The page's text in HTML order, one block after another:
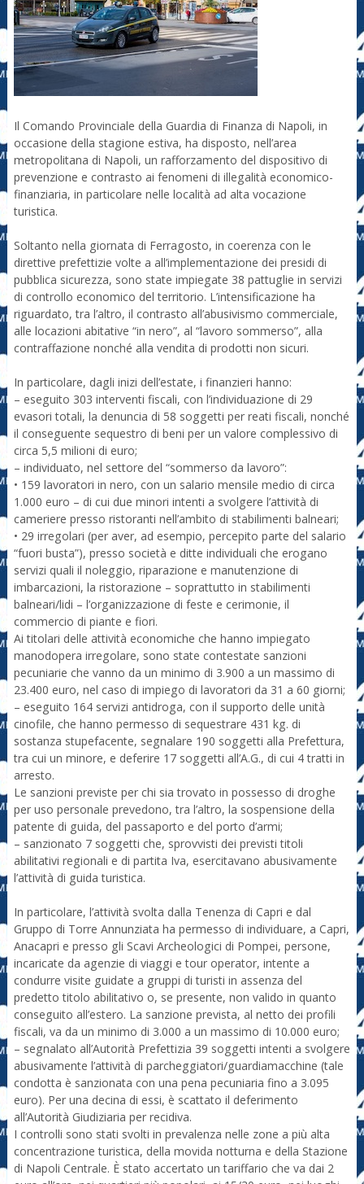
Il Comando Provinciale della Guardia di Finanza di Napoli, in
occasione della stagione estiva, ha disposto, nell’area
metropolitana di Napoli, un rafforzamento del dispositivo di
prevenzione e contrasto ai fenomeni di illegalità economico-
finanziaria, in particolare nelle località ad alta vocazione
turistica.
Soltanto nella giornata di Ferragosto, in coerenza con le
direttive prefettizie volte a all’implementazione dei presidi di
pubblica sicurezza, sono state impiegate 38 pattuglie in servizi
di controllo economico del territorio. L’intensificazione ha
riguardato, tra l’altro, il contrasto all’abusivismo commerciale,
alle locazioni abitative “in nero”, al “lavoro sommerso”, alla
contraffazione nonché alla vendita di prodotti non sicuri.
In particolare, dagli inizi dell’estate, i finanzieri hanno:
– eseguito 303 interventi fiscali, con l’individuazione di 29
evasori totali, la denuncia di 58 soggetti per reati fiscali, nonché
il conseguente sequestro di beni per un valore complessivo di
circa 5,5 milioni di euro;
– individuato, nel settore del “sommerso da lavoro”:
• 159 lavoratori in nero, con un salario mensile medio di circa
1.000 euro – di cui due minori intenti a svolgere l’attività di
cameriere presso ristoranti nell’ambito di stabilimenti balneari;
• 29 irregolari (per aver, ad esempio, percepito parte del salario
“fuori busta”), presso società e ditte individuali che erogano
servizi quali il noleggio, riparazione e manutenzione di
imbarcazioni, la ristorazione – soprattutto in stabilimenti
balneari/lidi – l’organizzazione di feste e cerimonie, il
commercio di piante e fiori.
Ai titolari delle attività economiche che hanno impiegato
manodopera irregolare, sono state contestate sanzioni
pecuniarie che vanno da un minimo di 3.900 a un massimo di
23.400 euro, nel caso di impiego di lavoratori da 31 a 60 giorni;
– eseguito 164 servizi antidroga, con il supporto delle unità
cinofile, che hanno permesso di sequestrare 431 kg. di
sostanza stupefacente, segnalare 190 soggetti alla Prefettura,
tra cui un minore, e deferire 17 soggetti all’A.G., di cui 4 tratti in
arresto.
Le sanzioni previste per chi sia trovato in possesso di droghe
per uso personale prevedono, tra l’altro, la sospensione della
patente di guida, del passaporto e del porto d’armi;
– sanzionato 7 soggetti che, sprovvisti dei previsti titoli
abilitativi regionali e di partita Iva, esercitavano abusivamente
l’attività di guida turistica.
In particolare, l’attività svolta dalla Tenenza di Capri e dal
Gruppo di Torre Annunziata ha permesso di individuare, a Capri,
Anacapri e presso gli Scavi Archeologici di Pompei, persone,
incaricate da agenzie di viaggi e tour operator, intente a
condurre visite guidate a gruppi di turisti in assenza del
predetto titolo abilitativo o, se presente, non valido in quanto
conseguito all’estero. La sanzione prevista, al netto dei profili
fiscali, va da un minimo di 3.000 a un massimo di 10.000 euro;
– segnalato all’Autorità Prefettizia 39 soggetti intenti a svolgere
abusivamente l’attività di parcheggiatori/guardiamacchine (tale
condotta è sanzionata con una pena pecuniaria fino a 3.095
euro). Per una decina di essi, è scattato il deferimento
all’Autorità Giudiziaria per recidiva.
I controlli sono stati svolti in prevalenza nelle zone a più alta
concentrazione turistica, della movida notturna e della Stazione
di Napoli Centrale. È stato accertato un tariffario che va dai 2